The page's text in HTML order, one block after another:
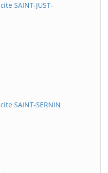
SAINT-JUST-
SAINT-SERNIN